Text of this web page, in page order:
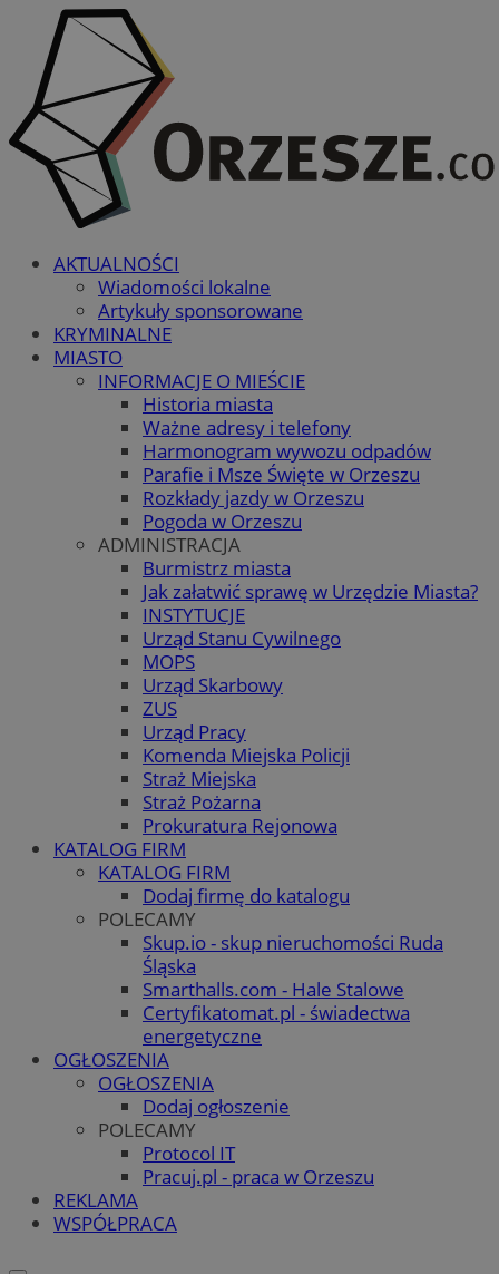
AKTUALNOŚCI
Wiadomości lokalne
Artykuły sponsorowane
KRYMINALNE
MIASTO
INFORMACJE O MIEŚCIE
Historia miasta
Ważne adresy i telefony
Harmonogram wywozu odpadów
Parafie i Msze Święte w Orzeszu
Rozkłady jazdy w Orzeszu
Pogoda w Orzeszu
ADMINISTRACJA
Burmistrz miasta
Jak załatwić sprawę w Urzędzie Miasta?
INSTYTUCJE
Urząd Stanu Cywilnego
MOPS
Urząd Skarbowy
ZUS
Urząd Pracy
Komenda Miejska Policji
Straż Miejska
Straż Pożarna
Prokuratura Rejonowa
KATALOG FIRM
KATALOG FIRM
Dodaj firmę do katalogu
POLECAMY
Skup.io - skup nieruchomości Ruda
Śląska
Smarthalls.com - Hale Stalowe
Certyfikatomat.pl - świadectwa
energetyczne
OGŁOSZENIA
OGŁOSZENIA
Dodaj ogłoszenie
POLECAMY
Protocol IT
Pracuj.pl - praca w Orzeszu
REKLAMA
WSPÓŁPRACA